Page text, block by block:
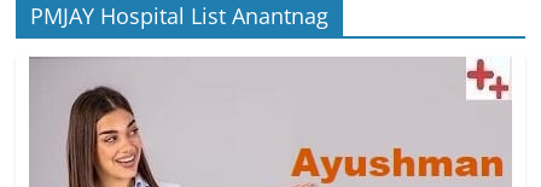
PMJAY Hospital List Anantnag